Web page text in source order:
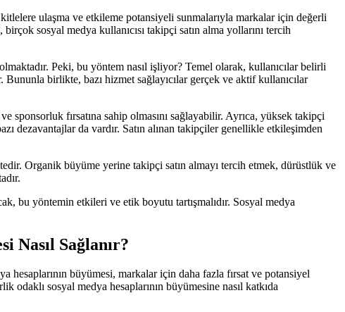
ulaşma ve etkileme potansiyeli sunmalarıyla markalar için değerli
sosyal medya kullanıcısı takipçi satın alma yollarını tercih
Peki, bu yöntem nasıl işliyor? Temel olarak, kullanıcılar belirli
birlikte, bazı hizmet sağlayıcılar gerçek ve aktif kullanıcılar
sponsorluk fırsatına sahip olmasını sağlayabilir. Ayrıca, yüksek takipçi
dezavantajlar da vardır. Satın alınan takipçiler genellikle etkileşimden
Organik büyüme yerine takipçi satın almayı tercih etmek, dürüstlük ve
bu yöntemin etkileri ve etik boyutu tartışmalıdır. Sosyal medya
Nasıl Sağlanır?
hesaplarının büyümesi, markalar için daha fazla fırsat ve potansiyel
sosyal medya hesaplarının büyümesine nasıl katkıda